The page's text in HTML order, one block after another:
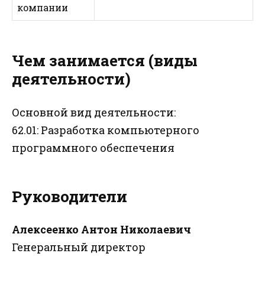
компании
Чем занимается (виды
деятельности)
Основной вид деятельности:
62.01: Разработка компьютерного
программного обеспечения
Руководители
Алексеенко Антон Николаевич
Генеральный директор